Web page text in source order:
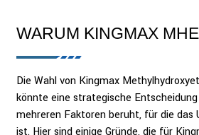
WARUM KINGMAX
Die Wahl von Kingmax
könnte eine strategische
mehreren Faktoren beruht, für die das
ist. Hier sind einige Gründe, die für